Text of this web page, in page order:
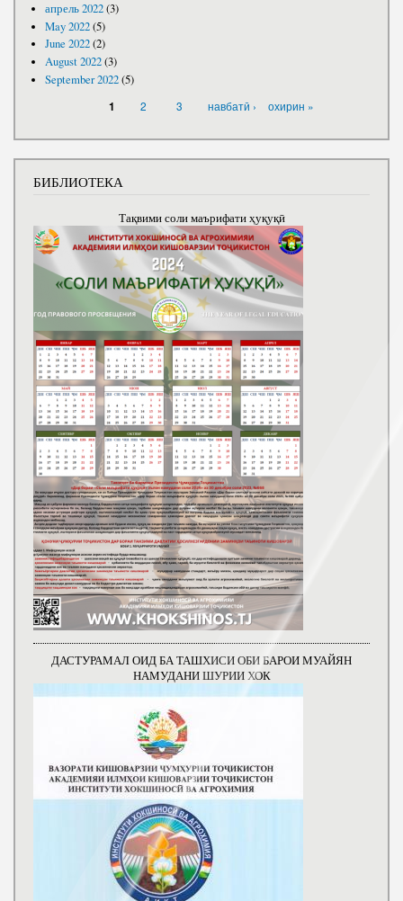
апрель 2022(3)
May 2022(5)
June 2022(2)
August 2022(3)
September 2022(5)
1 2 3 навбатӣ › охирин »
БИБЛИОТЕКА
Тақвими соли маърифати ҳуқуқӣ
ДАСТУРАМАЛ ОИД БА ТАШХИСИ ОБИ БАРОИ МУАЙЯН
НАМУДАНИ ШУРИИ ХОК